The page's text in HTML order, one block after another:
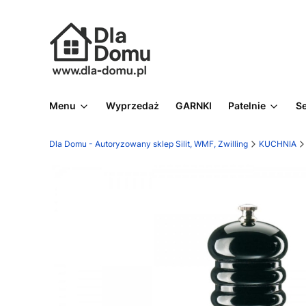
Menu Wyprzedaż GARNKI Patelnie
Dla Domu - Autoryzowany sklep Silit, WMF, Zwilling KUCHNIA